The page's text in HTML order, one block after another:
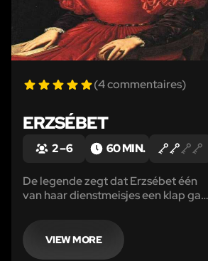
(4 commentaires)
ERZSÉBET
2 – 6 60 MIN.
De legende zegt dat Erzsébet één
van haar dienstmeisjes een klap gaf
haren trok tijdens het kammen. Bij
deze slag bleef er een druppel bloed
aan Erzsébets hand achter.
VIEW MORE